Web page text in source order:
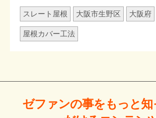
スレート屋根 大阪市生野区 大阪府
屋根カバー工法
ゼファンの事をもっと知